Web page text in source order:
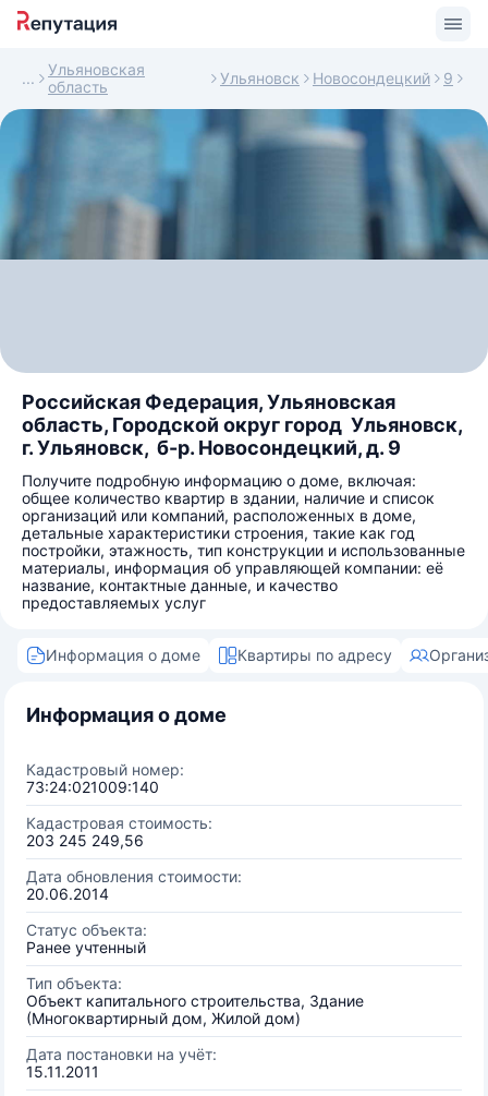
Ульяновская
область
Ульяновск Новосондецкий 9
Российская Федерация, Ульяновская
область, Городской округ город Ульяновск,
г. Ульяновск, б-р. Новосондецкий, д. 9
Получите подробную информацию о доме, включая:
общее количество квартир в здании, наличие и список
организаций или компаний, расположенных в доме,
детальные характеристики строения, такие как год
постройки, этажность, тип конструкции и использованные
материалы, информация об управляющей компании: её
название, контактные данные, и качество
предоставляемых услуг
Информация о доме Квартиры по адресу
Информация о доме
Кадастровый номер:
73:24:021009:140
Кадастровая стоимость:
203 245 249,56
Дата обновления стоимости:
20.06.2014
Статус объекта:
Ранее учтенный
Тип объекта:
Объект капитального строительства, Здание
(Многоквартирный дом, Жилой дом)
Дата постановки на учёт:
15.11.2011